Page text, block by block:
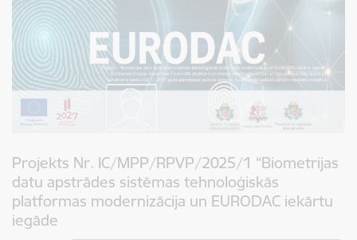
Projekts Nr. IC/MPP/RPVP/2025/1 “Biometrijas
datu apstrādes sistēmas tehnoloģiskās
platformas modernizācija un EURODAC iekārtu
iegāde